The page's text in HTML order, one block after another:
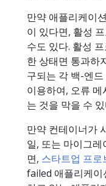
만약 애플리케이
이 있다면, 활성
수도 있다. 활성
한 상태면 통과하
구되는 각 백-엔
이용하여, 오류
는 것을 막을 수
만약 컨테이너가
일, 또는 마이그
면, 스타트업 프로
failed 애플리케이